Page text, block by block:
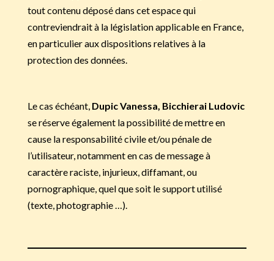
tout contenu déposé dans cet espace qui
contreviendrait à la législation applicable en France,
en particulier aux dispositions relatives à la
protection des données.
Le cas échéant, Dupic Vanessa, Bicchierai Ludovic
se réserve également la possibilité de mettre en
cause la responsabilité civile et/ou pénale de
l’utilisateur, notamment en cas de message à
caractère raciste, injurieux, diffamant, ou
pornographique, quel que soit le support utilisé
(texte, photographie …).